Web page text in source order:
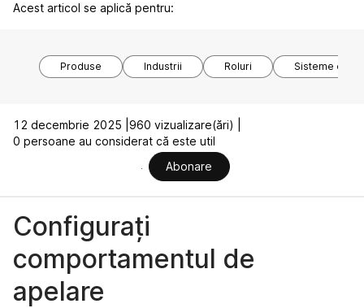
Acest articol se aplică pentru:
Produse Industrii Roluri Sisteme de
12 decembrie 2025 | 960 vizualizare(ări) |
0 persoane au considerat că este util
Abonare
Configurați
comportamentul de
apelare